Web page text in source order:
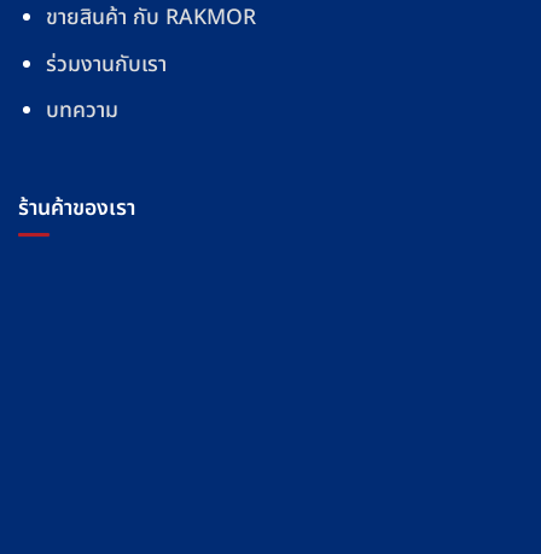
ขายสินค้า กับ RAKMOR
ร่วมงานกับเรา
บทความ
ร้านค้าของเรา